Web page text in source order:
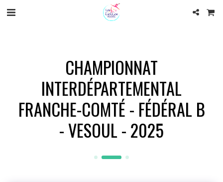
CHAMPIONNAT
INTERDÉPARTEMENTAL
FRANCHE-COMTÉ - FÉDÉRAL B
- VESOUL - 2025